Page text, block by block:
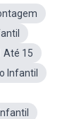
Até 15
Infantil